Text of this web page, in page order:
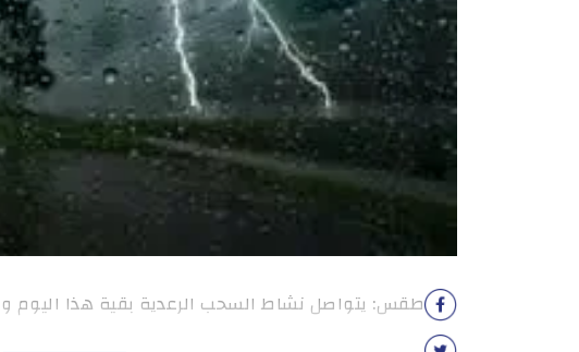
طقس: يتواصل نشاط السحب الرعدية بقية هذا اليوم